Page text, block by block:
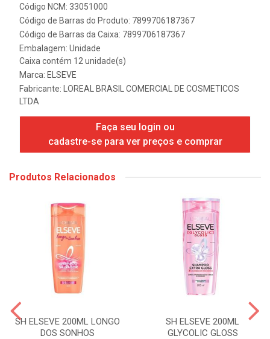
Código NCM: 33051000
Código de Barras do Produto: 7899706187367
Código de Barras da Caixa: 7899706187367
Embalagem: Unidade
Caixa contém 12 unidade(s)
Marca: ELSEVE
Fabricante:
LOREAL BRASIL COMERCIAL DE COSMETICOS
LTDA
Faça seu login ou
cadastre-se para ver preços e comprar
Produtos Relacionados
SH ELSEVE 200ML LONGO
DOS SONHOS
SH ELSEVE 200ML
GLYCOLIC GLOSS